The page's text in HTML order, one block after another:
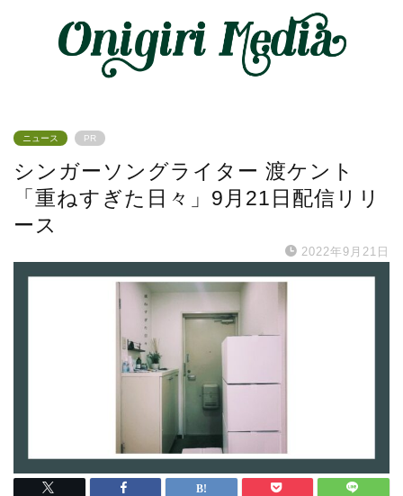
ニュース PR
シンガーソングライター 渡ケント
「重ねすぎた日々」9月21日配信リリ
ース
2022年9月21日